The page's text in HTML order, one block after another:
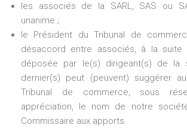
les associés de la SARL, SAS ou
unanime ;
le Président du Tribunal de
désaccord entre associés, à la suite
déposée par le(s) dirigeant(s) de la
dernier(s) peut (peuvent) suggérer
Tribunal de commerce, sous
appréciation, le nom de notre
Commissaire aux apports.